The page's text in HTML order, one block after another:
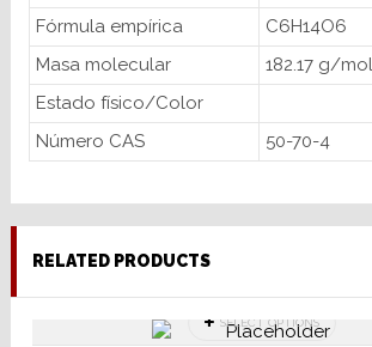
Fórmula empírica
C6H14O6
Masa molecular
182.17 g/mol
Estado físico/Color
Número CAS
50-70-4
RELATED PRODUCTS
SELECT OPTIONS